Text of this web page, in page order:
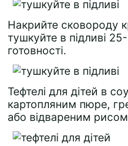
Накрийте сковороду
тушкуйте в підливі
готовності.
Тефтелі для дітей в
картопляним пюре,
або відвареним